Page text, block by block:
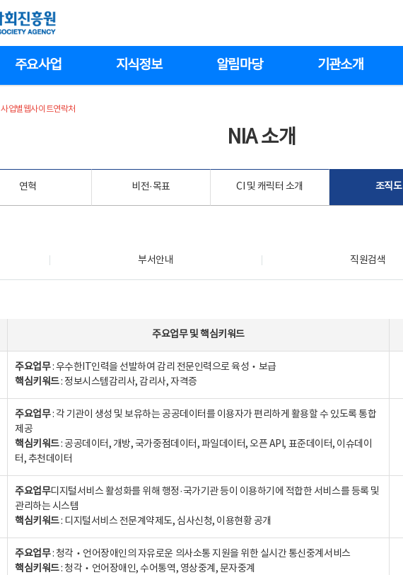
주요사업 지식정보 알림마당 기관소개
>
사업별웹사이트연락처
NIA 소개
연혁 비전·목표 CI 및 캐릭터 소개 조직도
부서안내 직원검색
주요업무및핵심키워드
주요업무: 우수한IT인력을 선발하여 감리 전문인력으로 육성‧보급
핵심키워드: 정보시스템감리사, 감리사, 자격증
주요업무: 각 기관이 생성 및 보유하는 공공데이터를 이용자가 편리하게 활용할 수 있도록 통합
제공
핵심키워드: 공공데이터, 개방, 국가중점데이터, 파일데이터, 오픈 API, 표준데이터, 이슈데이
터, 추천데이터
주요업무디지털서비스 활성화를 위해 행정·국가기관 등이 이용하기에 적합한 서비스를 등록 및
관리하는 시스템
핵심키워드: 디지털서비스 전문계약제도, 심사신청, 이용현황 공개
주요업무: 청각‧언어장애인의 자유로운 의사소통 지원을 위한 실시간 통신중계서비스
핵심키워드: 청각‧언어장애인, 수어통역, 영상중계, 문자중계